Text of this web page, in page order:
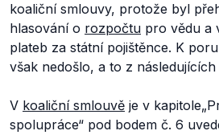
koaliční smlouvy, protože byl
hlasování o rozpočtu pro vědu a
plateb za státní pojištěnce. K
však nedošlo, a to z následujících
V koaliční smlouvě je v kapitole
spolupráce“ pod bodem č. 6